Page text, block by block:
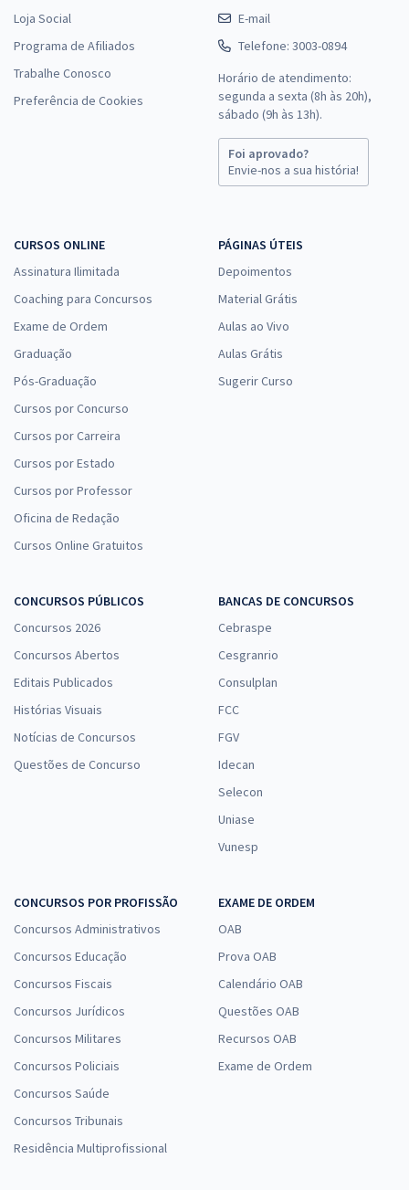
Loja Social
Programa de Afiliados
Trabalhe Conosco
Preferência de Cookies
E-mail
Telefone: 3003-0894
Horário de atendimento:
segunda a sexta (8h às 20h),
sábado (9h às 13h).
Foi aprovado?
Envie-nos a sua história!
CURSOS ONLINE
Assinatura Ilimitada
Coaching para Concursos
Exame de Ordem
Graduação
Pós-Graduação
Cursos por Concurso
Cursos por Carreira
Cursos por Estado
Cursos por Professor
Oficina de Redação
Cursos Online Gratuitos
PÁGINAS ÚTEIS
Depoimentos
Material Grátis
Aulas ao Vivo
Aulas Grátis
Sugerir Curso
CONCURSOS PÚBLICOS
Concursos 2026
Concursos Abertos
Editais Publicados
Histórias Visuais
Notícias de Concursos
Questões de Concurso
BANCAS DE CONCURSOS
Cebraspe
Cesgranrio
Consulplan
FCC
FGV
Idecan
Selecon
Uniase
Vunesp
CONCURSOS POR PROFISSÃO
Concursos Administrativos
Concursos Educação
Concursos Fiscais
Concursos Jurídicos
Concursos Militares
Concursos Policiais
Concursos Saúde
Concursos Tribunais
Residência Multiprofissional
EXAME DE ORDEM
OAB
Prova OAB
Calendário OAB
Questões OAB
Recursos OAB
Exame de Ordem